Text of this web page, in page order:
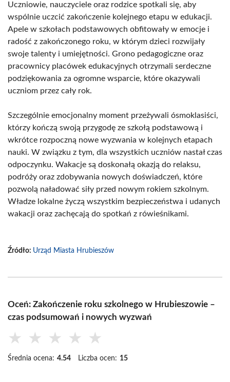
Uczniowie, nauczyciele oraz rodzice spotkali się, aby
wspólnie uczcić zakończenie kolejnego etapu w edukacji.
Apele w szkołach podstawowych obfitowały w emocje i
radość z zakończonego roku, w którym dzieci rozwijały
swoje talenty i umiejętności. Grono pedagogiczne oraz
pracownicy placówek edukacyjnych otrzymali serdeczne
podziękowania za ogromne wsparcie, które okazywali
uczniom przez cały rok.
Szczególnie emocjonalny moment przeżywali ósmoklasiści,
którzy kończą swoją przygodę ze szkołą podstawową i
wkrótce rozpoczną nowe wyzwania w kolejnych etapach
nauki. W związku z tym, dla wszystkich uczniów nastał czas
odpoczynku. Wakacje są doskonałą okazją do relaksu,
podróży oraz zdobywania nowych doświadczeń, które
pozwolą naładować siły przed nowym rokiem szkolnym.
Władze lokalne życzą wszystkim bezpieczeństwa i udanych
wakacji oraz zachęcają do spotkań z rówieśnikami.
Źródło: Urząd Miasta Hrubieszów
Oceń: Zakończenie roku szkolnego w Hrubieszowie –
czas podsumowań i nowych wyzwań
★ ★ ★ ★ ★
Średnia ocena: 4.54 Liczba ocen: 15